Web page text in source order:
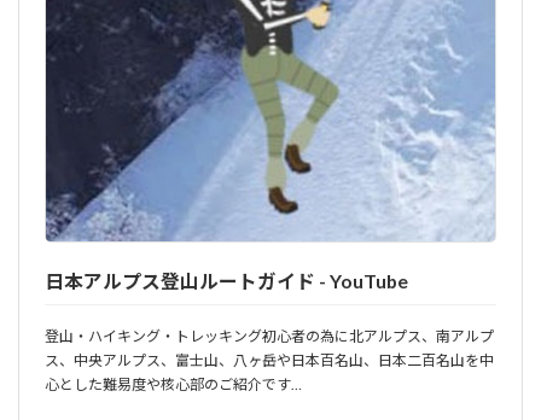
日本アルプス登山ルートガイド - YouTube
登山・ハイキング・トレッキング初心者の為に北アルプス、南アルプ
ス、中央アルプス、富士山、八ヶ岳や日本百名山、日本二百名山を中
心とした難易度や核心部のご紹介です…